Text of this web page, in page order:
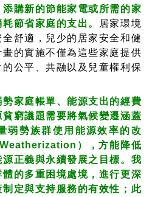
購新的節能家電或所需的家
節省家庭的支出。
居家環境
舒適，兒少的居家安全和健
的實施不僅為這些家庭提供
公平、共融以及兒童權利保
勢家庭帳單、能源支出的經費
窮議題需要將氣候變遷涵蓋
弱勢族群使用能源效率的改
Weatherization），方能降低
正義與永續發展之目標。我
的多重困境處境，進行更深
定與支持服務的有效性；此